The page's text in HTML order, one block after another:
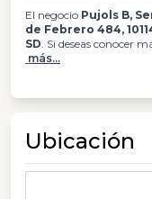
El negocio Pujols B,
de Febrero 484,
SD. Si deseas conocer
más...
Ubicación